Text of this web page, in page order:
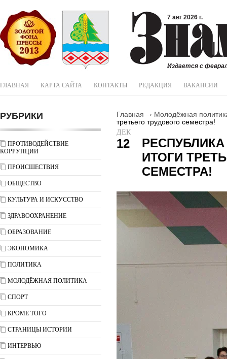
7 авг 2026 г.
Издается с
ГЛАВНАЯ КАРТА САЙТА КОНТАКТЫ РЕДАКЦИЯ ВАКАНСИИ
РУБРИКИ
ПРОТИВОДЕЙСТВИЕ
КОРРУПЦИИ
ПРОИСШЕСТВИЯ
ОБЩЕСТВО
КУЛЬТУРА И ИСКУССТВО
ЗДРАВООХРАНЕНИЕ
ОБРАЗОВАНИЕ
ЭКОНОМИКА
ПОЛИТИКА
МОЛОДЁЖНАЯ ПОЛИТИКА
СПОРТ
КРОМЕ ТОГО
СТРАНИЦЫ ИСТОРИИ
ИНТЕРВЬЮ
Главная
Молодёжная
третьего трудового семестра!
ДЕК
12
ИТОГИ
СЕМЕСТРА!